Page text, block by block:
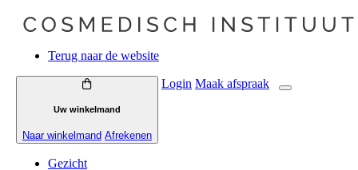
Terug naar de website
Uw winkelmand
Naar winkelmand Afrekenen
Login Maak afspraak
Gezicht